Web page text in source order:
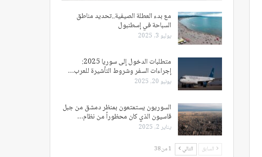
مع بدء العطلة الصيفية..تحديد مناطق
السباحة في إسطنبول
يوليو 3, 2025
متطلبات الدخول إلى سوريا 2025:
إجراءات السفر وشروط التأشيرة للعرب…
يونيو 20, 2025
السوريون يستمتعون بمنظر دمشق من جبل
قاسيون الذي كان محظوراً من نظام…
يناير 2, 2025
السابق التالي 1 من 38